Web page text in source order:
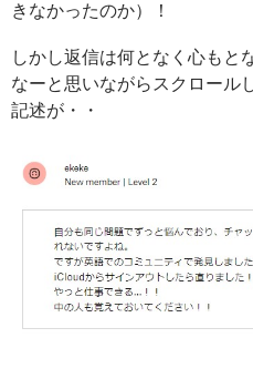
きなかったのか）！
しかし返信は何となく心もと
なーと思いながらスクロール
記述が・・